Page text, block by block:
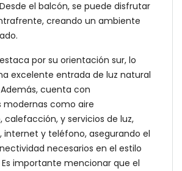
el balcón, se puede disfrutar
creando un ambiente
por su orientación sur, lo
excelente entrada de luz natural
cuenta con
como aire
calefacción, y servicios de luz,
internet y teléfono, asegurando el
necesarios en el estilo
importante mencionar que el